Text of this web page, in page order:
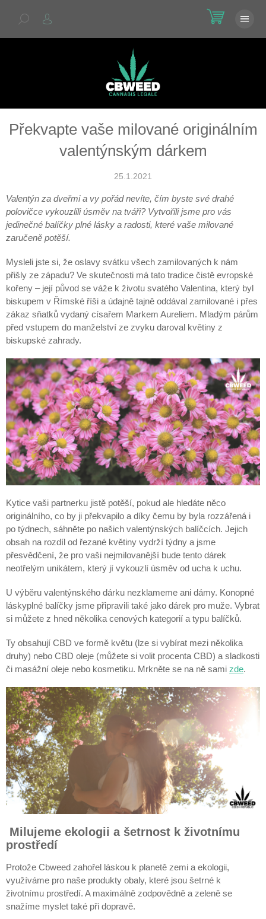
Překvapte vaše milované originálním
valentýnským dárkem
25.1.2021
Valentýn za dveřmi a vy pořád nevíte, čím byste své drahé
polovičce vykouzlili úsměv na tváři? Vytvořili jsme pro vás
jedinečné balíčky plné lásky a radosti, které vaše milované
zaručeně potěší.
Mysleli jste si, že oslavy svátku všech zamilovaných k nám
přišly ze západu? Ve skutečnosti má tato tradice čistě evropské
kořeny – její původ se váže k životu svatého Valentina, který byl
biskupem v Římské říši a údajně tajně oddával zamilované i přes
zákaz sňatků vydaný císařem Markem Aureliem. Mladým párům
před vstupem do manželství ze zvyku daroval květiny z
biskupské zahrady.
Kytice vaši partnerku jistě potěší, pokud ale hledáte něco
originálního, co by ji překvapilo a díky čemu by byla rozzářená i
po týdnech, sáhněte po našich valentýnských balíčcích. Jejich
obsah na rozdíl od řezané květiny vydrží týdny a jsme
přesvědčení, že pro vaši nejmilovanější bude tento dárek
neotřelým unikátem, který jí vykouzlí úsměv od ucha k uchu.
U výběru valentýnského dárku nezklameme ani dámy. Konopné
láskyplné balíčky jsme připravili také jako dárek pro muže. Vybrat
si můžete z hned několika cenových kategorií a typu balíčků.
Ty obsahují CBD ve formě květu (lze si vybírat mezi několika
druhy) nebo CBD oleje (můžete si volit procenta CBD) a sladkosti
či masážní oleje nebo kosmetiku. Mrkněte se na ně sami zde.
Milujeme ekologii a šetrnost k životnímu
prostředí
Protože Cbweed zahořel láskou k planetě zemi a ekologii,
využíváme pro naše produkty obaly, které jsou šetrné k
životnímu prostředí. A maximálně zodpovědně a zeleně se
snažíme myslet také při dopravě.